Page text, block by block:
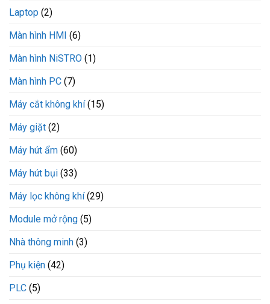
Laptop (2)
Màn hình HMI (6)
Màn hình NiSTRO (1)
Màn hình PC (7)
Máy cắt không khí(15)
Máy giặt (2)
Máy hút ẩm (60)
Máy hút bụi (33)
Máy lọc không khí(29)
Module mở rộng (5)
Nhà thông minh (3)
Phụ kiện (42)
PLC (5)